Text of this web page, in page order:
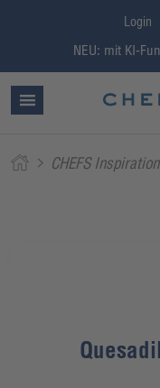
Login
NEU: mit KI-
CHEFS Inspiration